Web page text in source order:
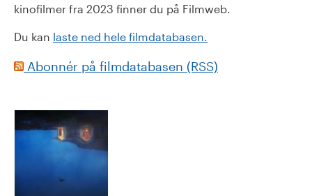
kinofilmer fra 2023 finner du på Filmweb.
Du kan laste ned hele filmdatabasen.
Abonnér på filmdatabasen (RSS)